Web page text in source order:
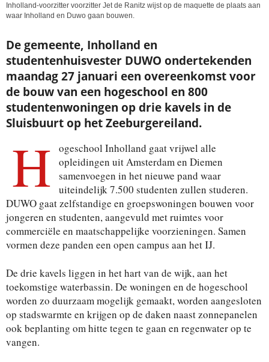
Inholland-voorzitter voorzitter Jet de Ranitz wijst op de maquette de plaats aan
waar Inholland en Duwo gaan bouwen.
De gemeente, Inholland en
studentenhuisvester DUWO ondertekenden
maandag 27 januari een overeenkomst voor
de bouw van een hogeschool en 800
studentenwoningen op drie kavels in de
Sluisbuurt op het Zeeburgereiland.
H
ogeschool Inholland gaat vrijwel alle
opleidingen uit Amsterdam en Diemen
samenvoegen in het nieuwe pand waar
uiteindelijk 7.500 studenten zullen studeren.
DUWO gaat zelfstandige en groepswoningen bouwen voor
jongeren en studenten, aangevuld met ruimtes voor
commerciële en maatschappelijke voorzieningen. Samen
vormen deze panden een open campus aan het IJ.
De drie kavels liggen in het hart van de wijk, aan het
toekomstige waterbassin. De woningen en de hogeschool
worden zo duurzaam mogelijk gemaakt, worden aangesloten
op stadswarmte en krijgen op de daken naast zonnepanelen
ook beplanting om hitte tegen te gaan en regenwater op te
vangen.